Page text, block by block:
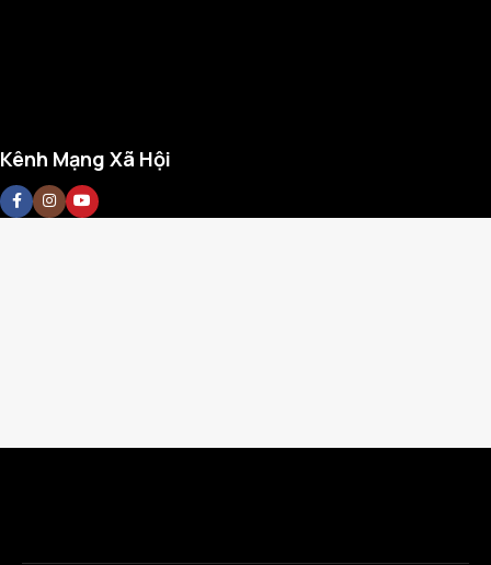
Kênh Mạng Xã Hội